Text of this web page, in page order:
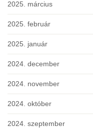
2025. március
2025. február
2025. január
2024. december
2024. november
2024. október
2024. szeptember